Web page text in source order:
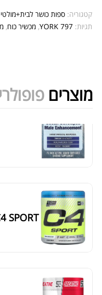
קטגוריה: ספות כושר
תגיות: YORK 797
, מכשיר כוח,
מוצרים
מציג 37–42 מתוך 524 תוצאות
סידור ברירת מחדל
SPORT